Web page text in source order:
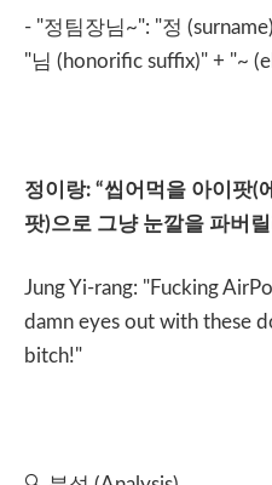
- "정팀장님~": "정
"님 (honorific suffix)" + "~
정이랑: “씹어먹을 아이팟(
팟)으로 그냥 눈깔을 파버
Jung Yi-rang: "Fucking
damn eyes out with these
bitch!"